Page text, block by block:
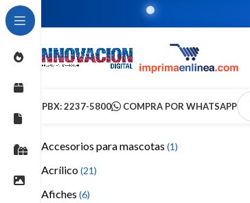
PBX: 2237-5800 COMPRA POR WHATSAPP
Accesorios para mascotas (1)
Acrílico(21)
Afiches (6)